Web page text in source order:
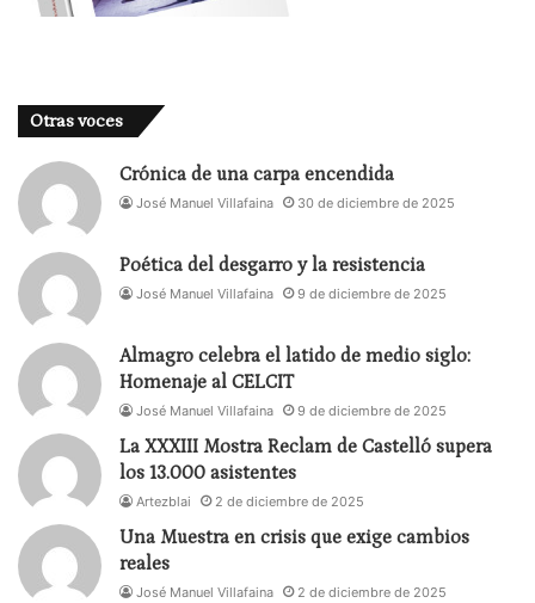
Otras voces
Crónica de una carpa encendida
José Manuel Villafaina 30 de diciembre de 2025
Poética del desgarro y la resistencia
José Manuel Villafaina 9 de diciembre de 2025
Almagro celebra el latido de medio siglo:
Homenaje al CELCIT
José Manuel Villafaina 9 de diciembre de 2025
La XXXIII Mostra Reclam de Castelló supera
los 13.000 asistentes
Artezblai 2 de diciembre de 2025
Una Muestra en crisis que exige cambios
reales
José Manuel Villafaina 2 de diciembre de 2025